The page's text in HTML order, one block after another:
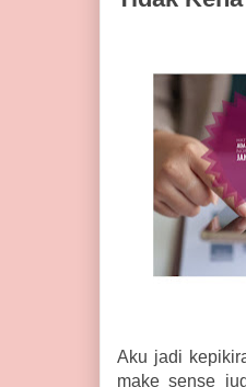
Aku jadi
make sense